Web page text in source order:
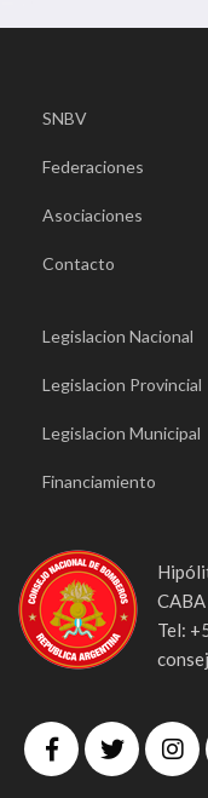
SNBV
Federaciones
Asociaciones
Contacto
Legislacion Nacional
Legislacion Provincial
Legislacion Municipal
Financiamiento
Tel: